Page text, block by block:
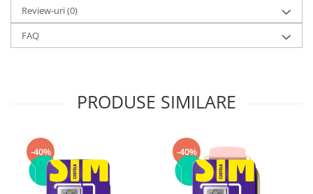
Review-uri(0)
FAQ
PRODUSE SIMILARE
-40% -40%